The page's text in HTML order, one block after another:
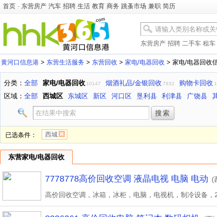
首页 - 东营房产 汽车 招聘 生活 教育 商务 跳蚤市场 兼职 简历
东营房产 招聘 二手车 租车
黄河口信息港 > 东营生活服务 > 东营回收 > 家电/电器回收 > 家电/电器回收
分类： 全部 家电/电器回收 10147 烟酒礼品/金银回收 7932 购物卡回收
区域： 全部 西城区 东城区 新区 河口区 垦利县 利津县 广饶县
已选条件： 西城
东营家电/电器回收
7778778高价回收空调 液晶电视 电脑 电动 (